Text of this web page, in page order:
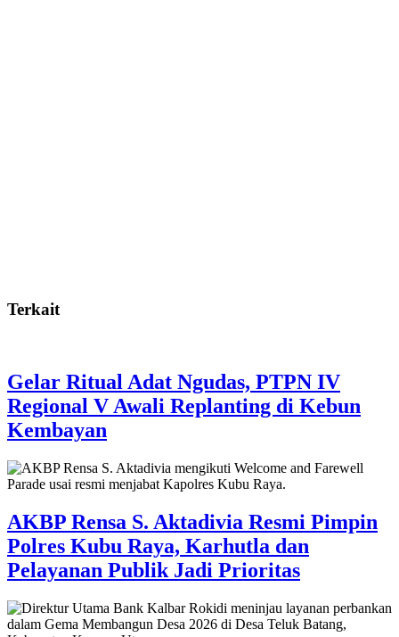
Terkait
Gelar Ritual Adat Ngudas, PTPN IV
Regional V Awali Replanting di Kebun
Kembayan
AKBP Rensa S. Aktadivia Resmi Pimpin
Polres Kubu Raya, Karhutla dan
Pelayanan Publik Jadi Prioritas